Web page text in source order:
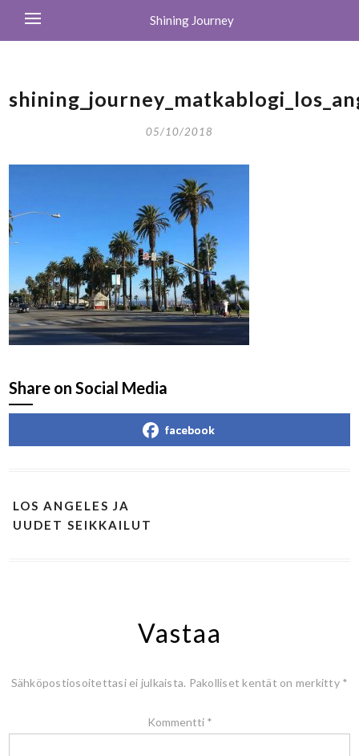
Shining Journey
05/10/2018
Share on Social Media
facebook
LOS ANGELES JA
UUDET SEIKKAILUT
Vastaa
Sähköpostiosoitettasi ei julkaista. Pakolliset kentät on merkitty *
Kommentti *